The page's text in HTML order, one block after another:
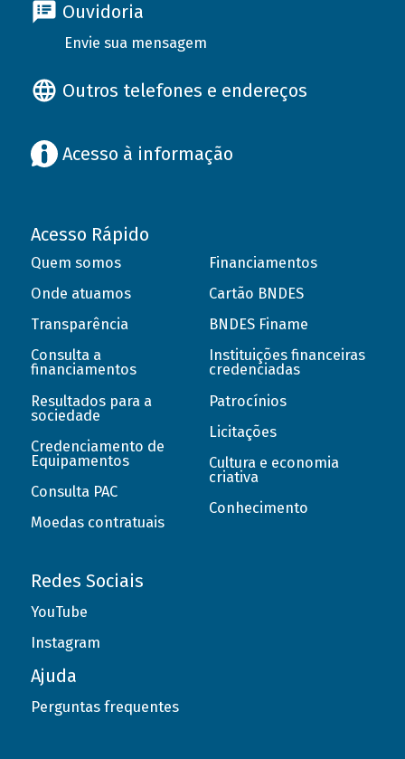
Ouvidoria
Envie sua mensagem
Outros telefones e endereços
Acesso à informação
Acesso Rápido
Quem somos
Onde atuamos
Transparência
Consulta a
financiamentos
Resultados para a
sociedade
Credenciamento de
Equipamentos
Consulta PAC
Moedas contratuais
Financiamentos
Cartão BNDES
BNDES Finame
Instituições financeiras
credenciadas
Patrocínios
Licitações
Cultura e economia
criativa
Conhecimento
Redes Sociais
YouTube
Instagram
Ajuda
Perguntas frequentes